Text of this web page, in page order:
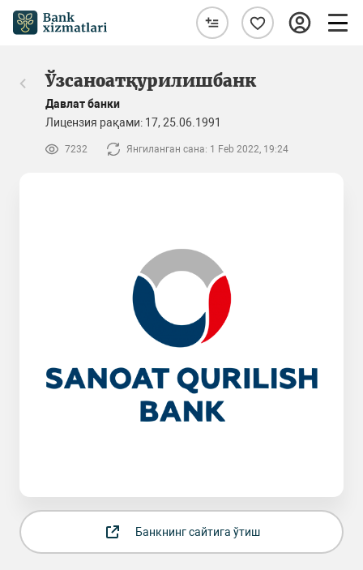
Ўзсаноатқурилишбанк
Давлат банки
Лицензия рақами: 17, 25.06.1991
7232 Янгиланган сана: 1 Feb 2022, 19:24
Банкнинг сайтига ўтиш